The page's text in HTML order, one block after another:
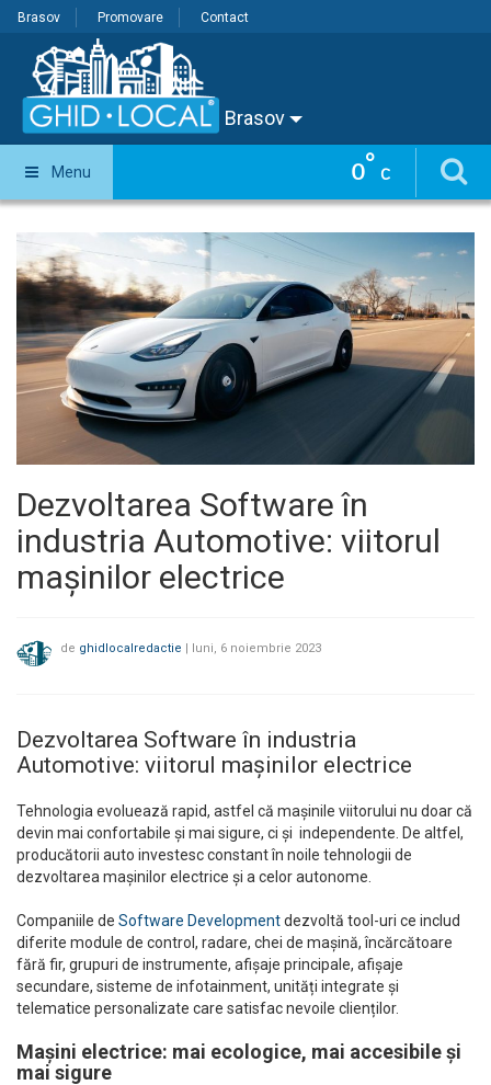
Brasov Promovare Contact
Brasov
0° C
Menu
Dezvoltarea Software în
industria Automotive: viitorul
mașinilor electrice
de ghidlocalredactie | luni, 6 noiembrie 2023
Dezvoltarea Software în industria
Automotive: viitorul mașinilor electrice
Tehnologia evoluează rapid, astfel că mașinile viitorului nu doar că
devin mai confortabile și mai sigure, ci și independente. De altfel,
producătorii auto investesc constant în noile tehnologii de
dezvoltarea mașinilor electrice și a celor autonome.
Companiile de Software Developmentdezvoltă tool-uri ce includ
diferite module de control, radare, chei de mașină, încărcătoare
fără fir, grupuri de instrumente, afișaje principale, afișaje
secundare, sisteme de infotainment, unități integrate și
telematice personalizate care satisfac nevoile clienților.
Mașini electrice: mai ecologice, mai accesibile și
mai sigure